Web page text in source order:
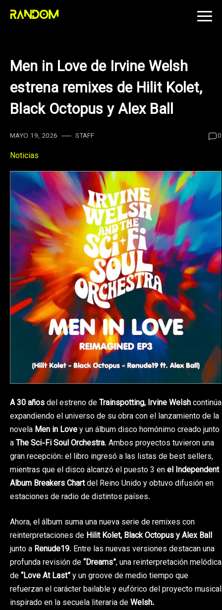
Skip
Men in Love de Irvine Welsh
estrena remixes de Hilit Kolet,
Black Octopus y Alex Ball
MAYO 19, 2026 STAFF 0
Noticias
A 30 añosdel estreno deTrainspotting, Irvine Welshcontinúa
expandiendo el universo de su obra con el lanzamiento de la
novela Men in Lovey un álbum disco homónimo creado junto
aThe Sci-Fi Soul Orchestra. Ambos proyectos tuvieron una
gran recepción: el libro ingresó a las listas de best sellers,
mientras que el disco alcanzó el puesto 3 enel Independent
Album Breakers Chartdel Reino Unido y obtuvo difusión en
estaciones de radio de distintos países.
Ahora, el álbum suma una nueva serie de remixes con
reinterpretaciones de Hilit Kolet, Black OctopusyAlex Ball
junto a Renude19. Entre las nuevas versiones destacan una
profunda revisión de“Dreams”, una reinterpretación melódica
de“Love At Last”y un groove de medio tiempo que
refuerzan el carácter bailable y eufórico del proyecto musical
inspirado en la secuela literaria deWelsh.